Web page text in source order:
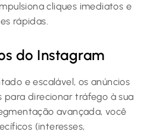
cliques imediatos e
rápidas.
do Instagram
e escalável, os anúncios
para direcionar tráfego à sua
avançada, você
(interesses,